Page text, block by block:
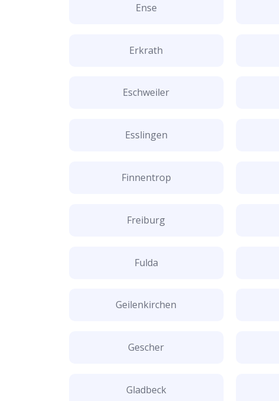
Ense
Erkrath
Eschweiler
Esslingen
Finnentrop
Freiburg
Fulda
Geilenkirchen
Gescher
Gladbeck